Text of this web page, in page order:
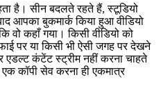
है। सीन बदलते रहते हैं, स्टूडियो
आपका बुकमार्क किया हुआ वीडियो
वो कहाँ गया। किसी वीडियो को
पर या किसी भी ऐसी जगह पर देखने
कंटेंट स्ट्रीम नहीं करना चाहते
कॉपी सेव करना ही एकमात्र